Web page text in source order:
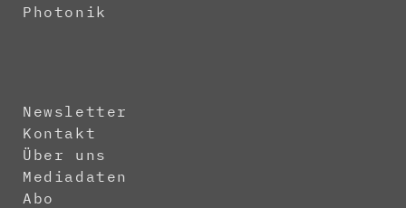
Photonik
Newsletter
Kontakt
Über uns
Mediadaten
Abo